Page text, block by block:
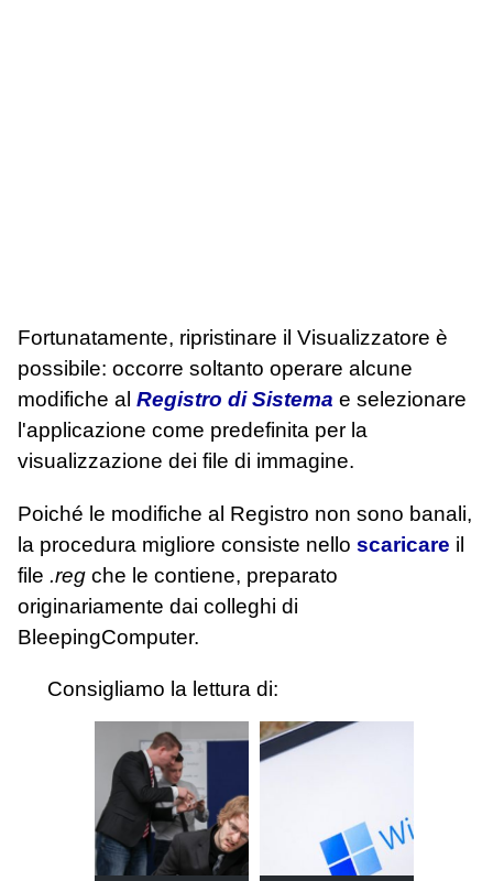
Fortunatamente, ripristinare il Visualizzatore è
possibile: occorre soltanto operare alcune
modifiche al Registro di Sistema e selezionare
l'applicazione come predefinita per la
visualizzazione dei file di immagine.
Poiché le modifiche al Registro non sono banali,
la procedura migliore consiste nello scaricare il
file .reg che le contiene, preparato
originariamente dai colleghi di
BleepingComputer.
Consigliamo la lettura di: